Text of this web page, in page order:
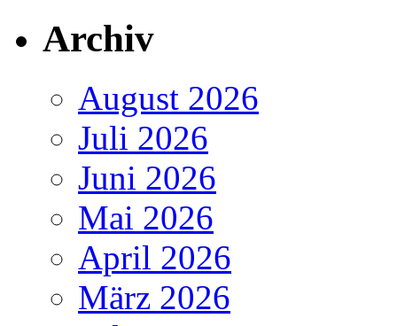
Archiv
August 2026
Juli 2026
Juni 2026
Mai 2026
April 2026
März 2026